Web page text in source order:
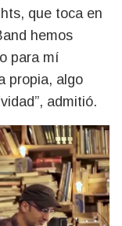
que toca en
hemos
para mí
propia, algo
admitió.